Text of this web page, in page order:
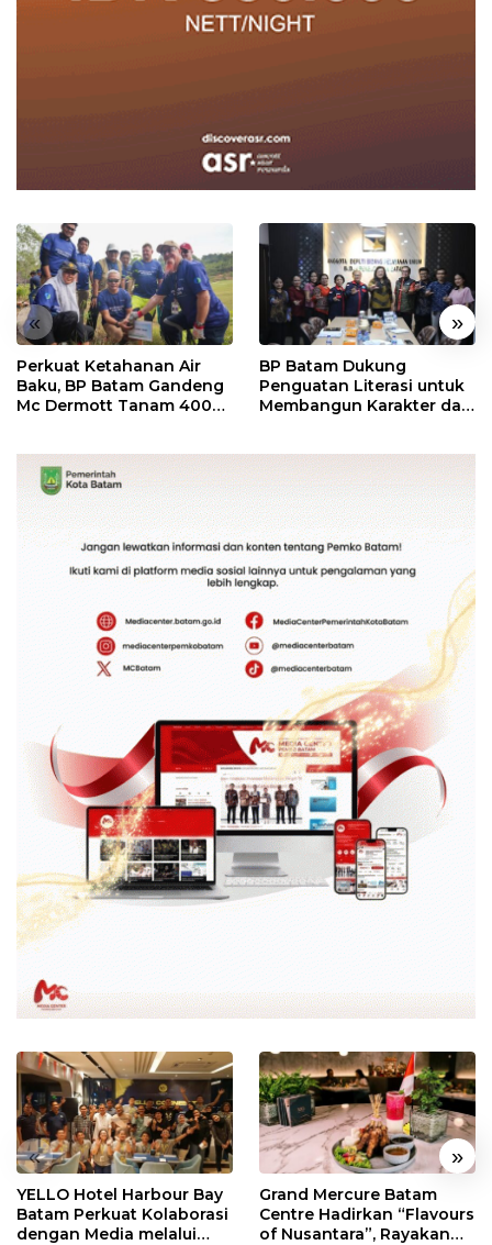
« »
Perkuat Ketahanan Air
Baku, BP Batam Gandeng
Mc Dermott Tanam 400
BP Batam Dukung
Penguatan Literasi untuk
Membangun Karakter dan
« »
YELLO Hotel Harbour Bay
Batam Perkuat Kolaborasi
dengan Media melalui
Grand Mercure Batam
Centre Hadirkan “Flavours
of Nusantara”, Rayakan